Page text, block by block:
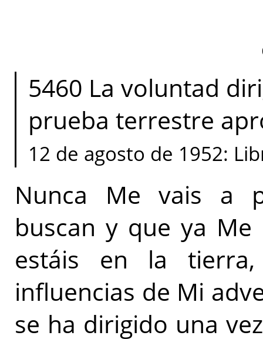
5460 La voluntad
prueba terrestre
12 de agosto de 1952:
Nunca Me vais a
buscan y que ya
estáis en la
influencias de Mi
se ha dirigido una